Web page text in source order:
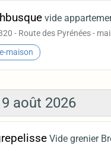
vide
- Route des Pyrénées -
maison
9 août 2026
Vide grenier